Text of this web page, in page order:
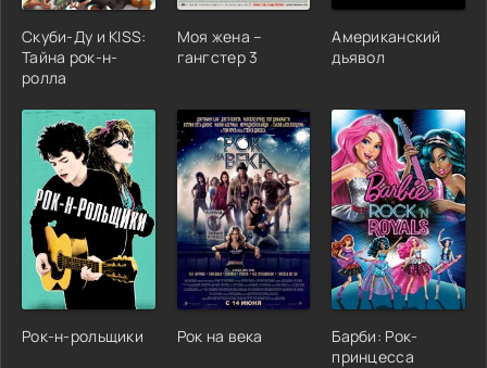
Скуби-Ду и KISS:
Тайна рок-н-
ролла
Моя жена –
гангстер 3
Американский
дьявол
Рок-н-рольщики Рок на века
Барби: Рок-
принцесса